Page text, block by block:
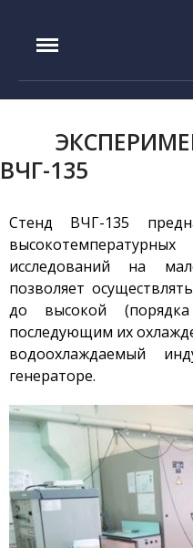
IAE.KZ
ВЧГ-135
Стенд ВЧГ-135
исследований на
позволяет
до высокой
последующим их
водоохлаждаемый
генераторе.